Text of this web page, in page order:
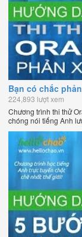
Bạn có chắc
224,893 lượt xem
Chương trình thi thử
chóng nói tiếng Anh